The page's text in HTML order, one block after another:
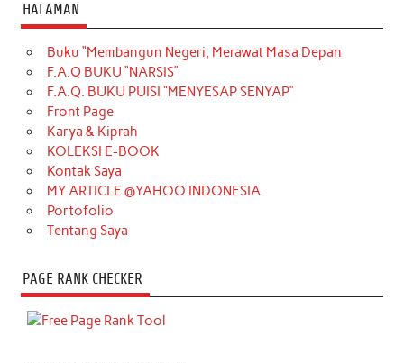
HALAMAN
Buku “Membangun Negeri, Merawat Masa Depan
F.A.Q BUKU “NARSIS”
F.A.Q. BUKU PUISI “MENYESAP SENYAP”
Front Page
Karya & Kiprah
KOLEKSI E-BOOK
Kontak Saya
MY ARTICLE @YAHOO INDONESIA
Portofolio
Tentang Saya
PAGE RANK CHECKER